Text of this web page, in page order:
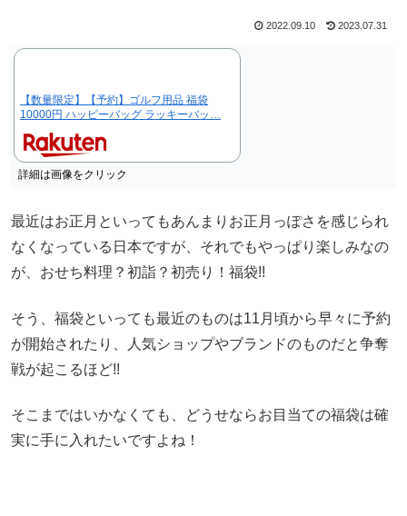
2022.09.10 2023.07.31
【数量限定】【予約】ゴルフ用品 福袋
10000円 ハッピーバッグ ラッキーバッ…
詳細は画像をクリック
最近はお正月といってもあんまりお正月っぽさを感じられ
なくなっている日本ですが、それでもやっぱり楽しみなの
が、おせち料理？初詣？初売り！福袋!!
そう、福袋といっても最近のものは11月頃から早々に予約
が開始されたり、人気ショップやブランドのものだと争奪
戦が起こるほど!!
そこまではいかなくても、どうせならお目当ての福袋は確
実に手に入れたいですよね！